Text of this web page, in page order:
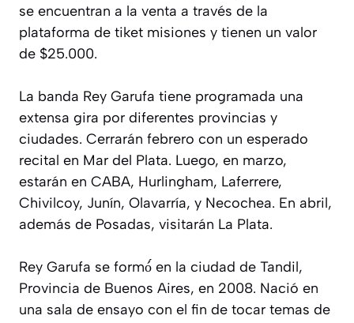
se encuentran a la venta a través de la
plataforma de tiket misiones y tienen un valor
de $25.000.
La banda Rey Garufa tiene programada una
extensa gira por diferentes provincias y
ciudades. Cerrarán febrero con un esperado
recital en Mar del Plata. Luego, en marzo,
estarán en CABA, Hurlingham, Laferrere,
Chivilcoy, Junín, Olavarría, y Necochea. En abril,
además de Posadas, visitarán La Plata.
Rey Garufa se formó́ en la ciudad de Tandil,
Provincia de Buenos Aires, en 2008. Nació en
una sala de ensayo con el fin de tocar temas de